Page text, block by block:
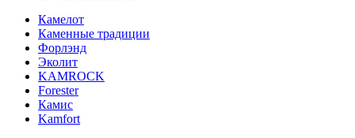
Камелот
Каменные традиции
Форлэнд
Эколит
KAMROCK
Forester
Камис
Kamfort